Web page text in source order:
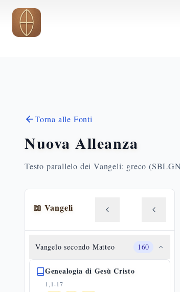
Vai al contenuto principale
Torna alle Fonti
Nuova Alleanza
Testo parallelo dei Vangeli: greco
📖 Vangeli
Vangelo secondo Matteo 160
Genealogia di Gesù Cristo
1,1-17